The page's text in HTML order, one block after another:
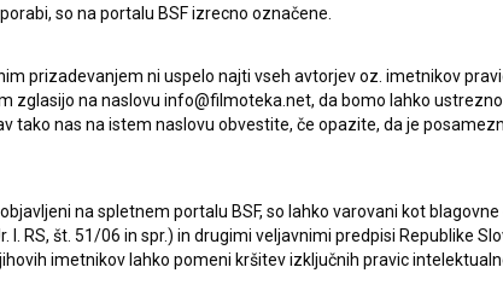
so na portalu BSF izrecno označene.
prizadevanjem ni uspelo najti vseh avtorjev oz. imetnikov
zglasijo na naslovu info@filmoteka.net, da bomo lahko
tako nas na istem naslovu obvestite, če opazite, da je
na spletnem portalu BSF, so lahko varovani kot
l. RS, št. 51/06 in spr.) in drugimi veljavnimi predpisi Republike
imetnikov lahko pomeni kršitev izključnih pravic